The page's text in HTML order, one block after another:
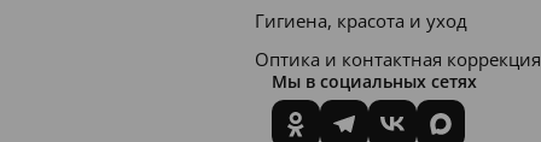
Гигиена, красота и уход
Оптика и контактная коррекция
Мы в социальных сетях